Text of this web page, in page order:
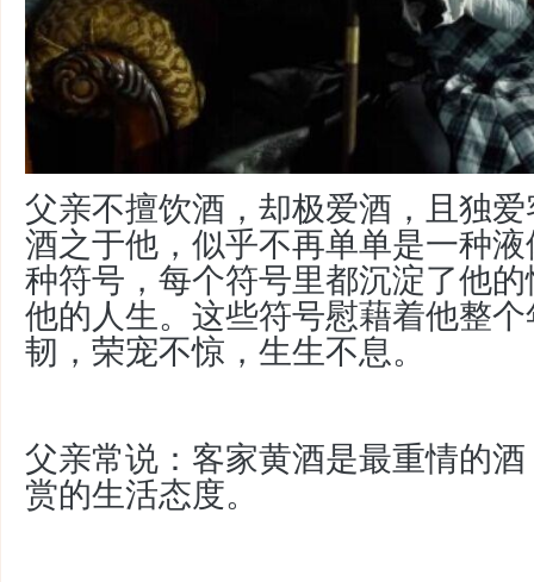
父亲不擅饮酒，却极爱酒，且独
酒之于他，似乎不再单单是一种
种符号，每个符号里都沉淀了他
他的人生。这些符号慰藉着他整
韧，荣宠不惊，生生不息。
父亲常说：客家黄酒是最重情的
赏的生活态度。